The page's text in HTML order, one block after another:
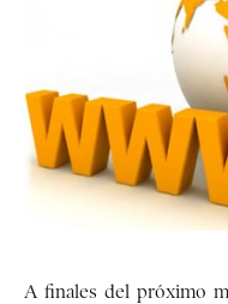
A finales del próximo